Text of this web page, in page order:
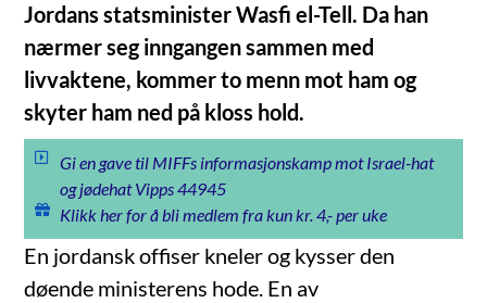
Jordans statsminister Wasfi el-Tell. Da han
nærmer seg inngangen sammen med
livvaktene, kommer to menn mot ham og
skyter ham ned på kloss hold.
Gi en gave til MIFFs informasjonskamp mot Israel-hat
og jødehat Vipps 44945
Klikk her for å bli medlem fra kun kr. 4,- per uke
En jordansk offiser kneler og kysser den
døende ministerens hode. En av